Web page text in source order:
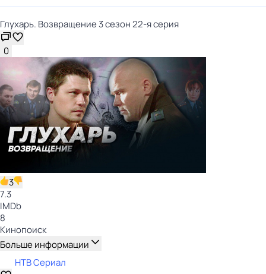
Глухарь. Возвращение 3 сезон 22-я серия
0
3
7.3
IMDb
8
Кинопоиск
Больше информации
НТВ Сериал